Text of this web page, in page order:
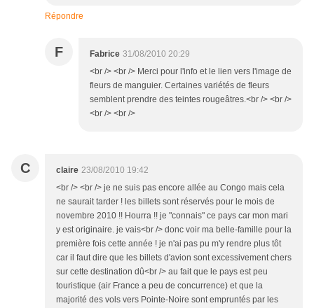
Répondre
F Fabrice 31/08/2010 20:29
<br /> <br /> Merci pour l'info et le lien vers l'image de
fleurs de manguier. Certaines variétés de fleurs
semblent prendre des teintes rougeâtres.<br /> <br />
<br /> <br />
C claire 23/08/2010 19:42
<br /> <br /> je ne suis pas encore allée au Congo mais cela
ne saurait tarder ! les billets sont réservés pour le mois de
novembre 2010 !! Hourra !! je "connais" ce pays car mon mari
y est originaire. je vais<br /> donc voir ma belle-famille pour la
première fois cette année ! je n'ai pas pu m'y rendre plus tôt
car il faut dire que les billets d'avion sont excessivement chers
sur cette destination dû<br /> au fait que le pays est peu
touristique (air France a peu de concurrence) et que la
majorité des vols vers Pointe-Noire sont empruntés par les